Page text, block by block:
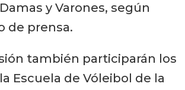
y Varones, según
de prensa.
también participarán los
Escuela de Vóleibol de la